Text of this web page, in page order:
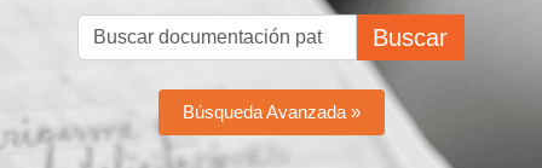
Buscar
Búsqueda Avanzada »